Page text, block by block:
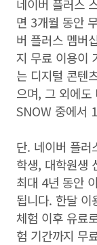
네이버 플러스
면 3개월 동안
버 플러스 멤버
지 무료 이용이
는 디지털 콘텐
으며, 그 외에도
SNOW 중에서 1
단. 네이버 플러
학생, 대학원생
최대 4년 동안
됩니다. 한달 이
체험 이후 유료
험 기간까지 무